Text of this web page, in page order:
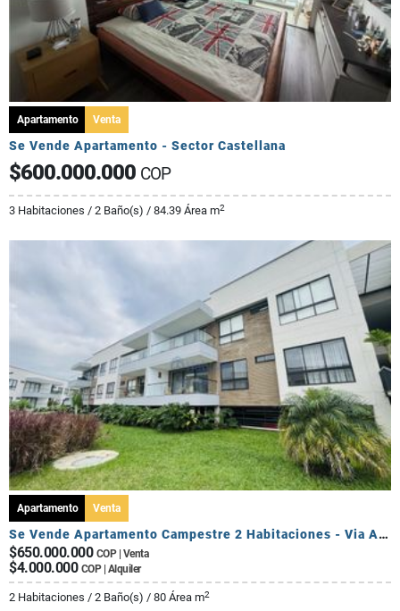
Apartamento Venta
Se Vende Apartamento - Sector Castellana
$600.000.000 COP
3 Habitaciones / 2 Baño(s) / 84.39 Área m2
Apartamento Venta
Se Vende Apartamento Campestre 2 Habitaciones - Via Al Caimo
$650.000.000 COP | Venta
$4.000.000 COP | Alquiler
2 Habitaciones / 2 Baño(s) / 80 Área m2